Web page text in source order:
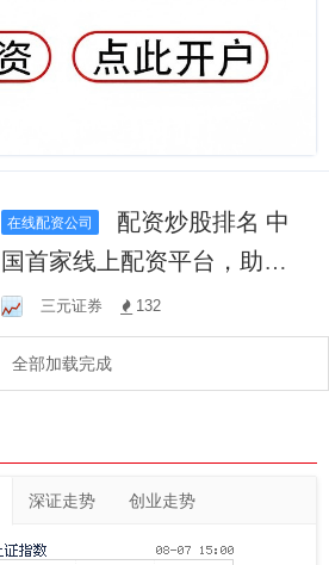
在线配资公司
国首家线上配资平台，助您
轻松实现财富增值！
三元证券 132
全部加载完成
深证走势 创业走势